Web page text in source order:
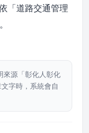
「道路交通管理
來源「彰化人彰化
文字時，系統會自